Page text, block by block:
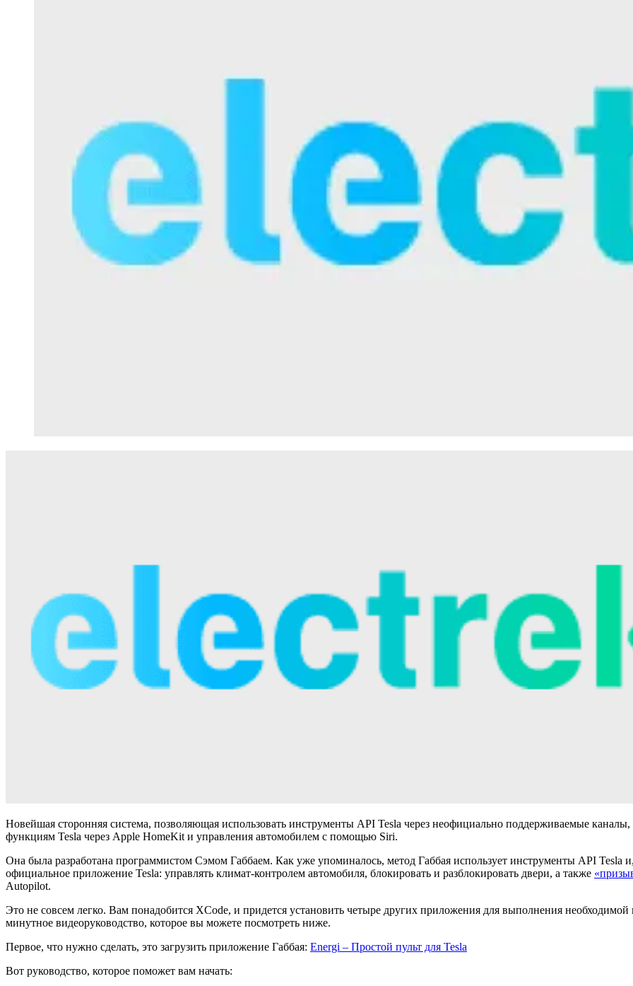
Новейшая сторонняя система, позволяющая использовать инструменты API Tesla через неофициально поддерживаемые
функциям Tesla через Apple HomeKit и управления автомобилем с помощью Siri.
Она была разработана программистом Сэмом Габбаем. Как уже упоминалось, метод Габбая использует инструменты API Tesla
официальное приложение Tesla: управлять климат-контролем автомобиля, блокировать и разблокировать двери, а также
Autopilot.
Это не совсем легко. Вам понадобится XCode, и придется установить четыре других приложения для выполнения
минутное видеоруководство, которое вы можете посмотреть ниже.
Первое, что нужно сделать, это загрузить приложение Габбая: Energi – Простой пульт для Tesla
Вот руководство, которое поможет вам начать: